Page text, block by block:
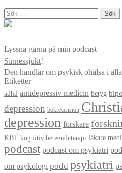
Sök
efter:
Lyssna gärna på min podcast
Sinnessjukt!
Den handlar om psykisk ohälsa i
Etiketter
adhd antidepressiv medicin betyg
depression bokrecension
depression forskare
KBT kognitiv beteendeterapi läkare
podcast podcast om psykiatri
om psykologi podd psykiatri